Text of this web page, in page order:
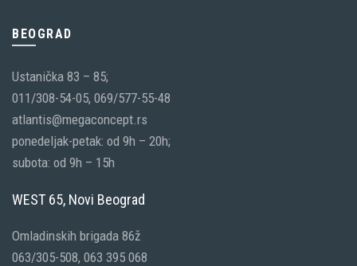
BEOGRAD
Ustanička 83 – 85;
011/308-54-05, 069/577-55-48
atlantis@megaconcept.rs
ponedeljak-petak: od 9h – 20h;
subota: od 9h – 15h
WEST 65, Novi Beograd
Omladinskih brigada 86ž
063/305-508, 063 395 068